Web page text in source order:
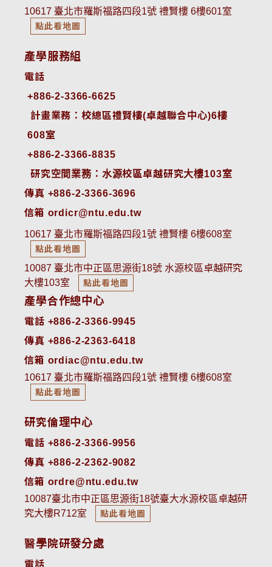
10617 臺北市羅斯福路四段1號 禮賢樓 6樓601室
點此看地圖
產學服務組
電話
+886-2-3366-6625
計畫業務：校總區禮賢樓(卓越聯合中心)6樓
608室
+886-2-3366-8835
研究空間業務：水源校區卓越研究大樓103室
傳真 +886-2-3366-3696
信箱 ordicr@ntu.edu.tw
10617 臺北市羅斯福路四段1號 禮賢樓 6樓608室
點此看地圖
10087 臺北市中正區思源街18號 水源校區卓越研究
大樓103室
點此看地圖
產學合作總中心
電話 +886-2-3366-9945
傳真 +886-2-2363-6418
信箱 ordiac@ntu.edu.tw
10617 臺北市羅斯福路四段1號 禮賢樓 6樓608室
點此看地圖
研究倫理中心
電話 +886-2-3366-9956
傳真 +886-2-2362-9082
信箱 ordre@ntu.edu.tw
10087臺北市中正區思源街18號臺大水源校區卓越研
究大樓R712室
點此看地圖
醫學院研發分處
電話